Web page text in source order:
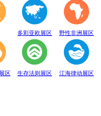
多彩亚欧展区 野性非洲展区
区 生存法则展区 江海律动展区